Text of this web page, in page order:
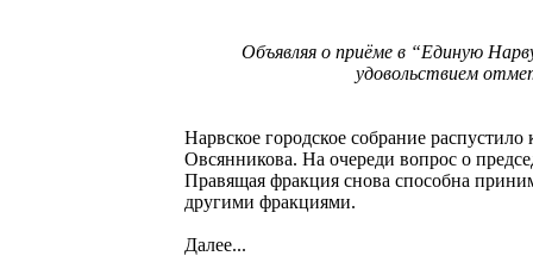
Объявляя о приёме в “Единую
удовольствием
Нарвское городское собрание
Овсянникова. На очереди вопрос о
Правящая фракция снова способна
другими фракциями.
Далее...